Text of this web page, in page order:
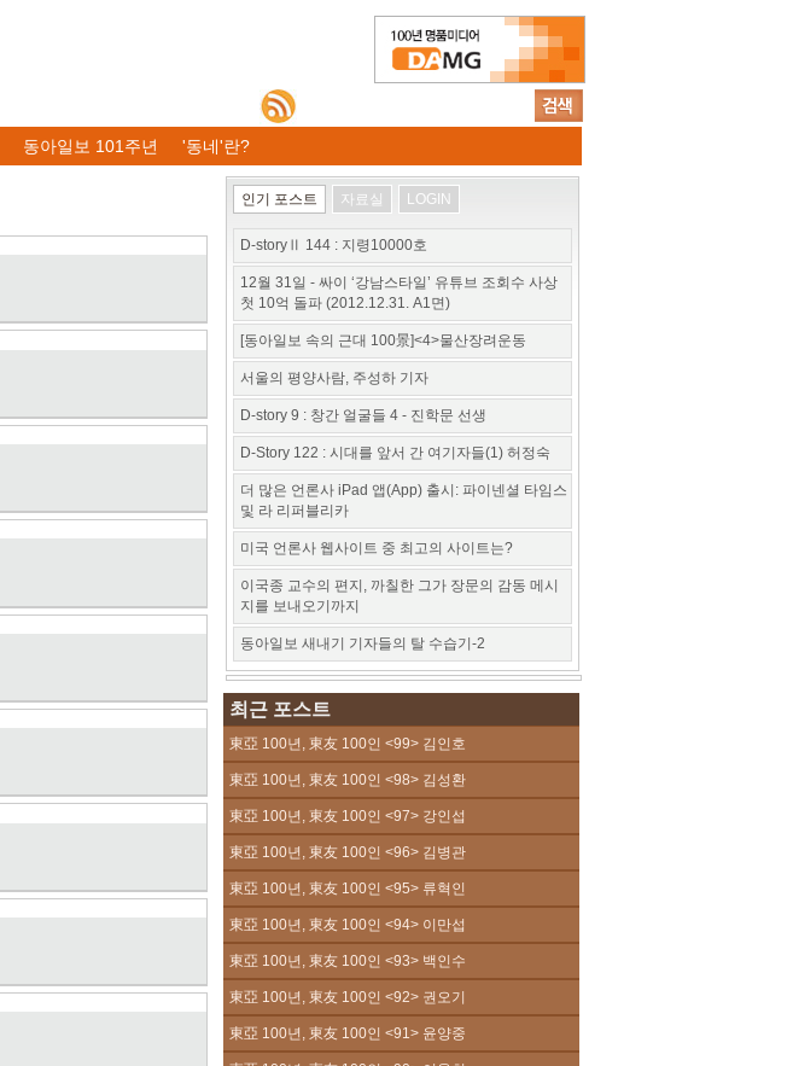
동아일보 101주년 '동네'란?
인기 포스트 자료실 LOGIN
D-storyⅡ 144 : 지령10000호
12월 31일 - 싸이 ‘강남스타일’ 유튜브 조회수 사상
첫 10억 돌파 (2012.12.31. A1면)
[동아일보 속의 근대 100景]<4>물산장려운동
서울의 평양사람, 주성하 기자
D-story 9 : 창간 얼굴들 4 - 진학문 선생
D-Story 122 : 시대를 앞서 간 여기자들(1) 허정숙
더 많은 언론사 iPad 앱(App) 출시: 파이넨셜 타임스
및 라 리퍼블리카
미국 언론사 웹사이트 중 최고의 사이트는?
이국종 교수의 편지, 까칠한 그가 장문의 감동 메시
지를 보내오기까지
동아일보 새내기 기자들의 탈 수습기-2
최근 포스트
東亞 100년, 東友 100인 <99> 김인호
東亞 100년, 東友 100인 <98> 김성환
東亞 100년, 東友 100인 <97> 강인섭
東亞 100년, 東友 100인 <96> 김병관
東亞 100년, 東友 100인 <95> 류혁인
東亞 100년, 東友 100인 <94> 이만섭
東亞 100년, 東友 100인 <93> 백인수
東亞 100년, 東友 100인 <92> 권오기
東亞 100년, 東友 100인 <91> 윤양중